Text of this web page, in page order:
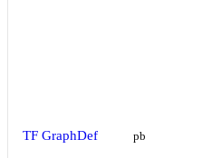
TF GraphDef pb